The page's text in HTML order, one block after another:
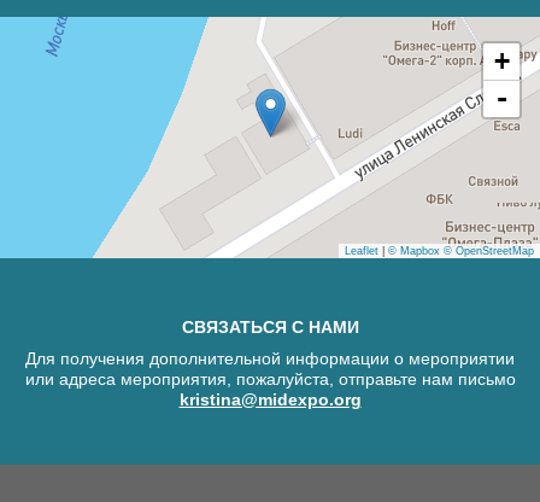
+
-
Leaflet © Mapbox © OpenStreetMap
СВЯЗАТЬСЯ С НАМИ
Для получения дополнительной информации о мероприятии
или адреса мероприятия, пожалуйста, отправьте нам письмо
kristina@midexpo.org